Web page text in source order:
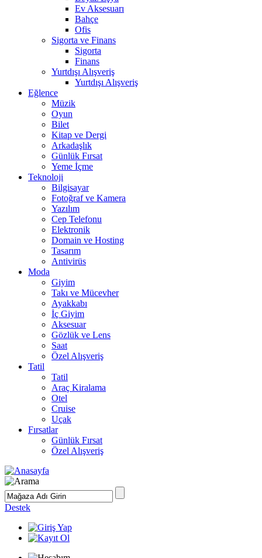
Ev Aksesuarı
Bahçe
Ofis
Sigorta ve Finans
Sigorta
Finans
Yurtdışı Alışveriş
Yurtdışı Alışveriş
Eğlence
Müzik
Oyun
Bilet
Kitap ve Dergi
Arkadaşlık
Günlük Fırsat
Yeme İçme
Teknoloji
Bilgisayar
Fotoğraf ve Kamera
Yazılım
Cep Telefonu
Elektronik
Domain ve Hosting
Tasarım
Antivirüs
Moda
Giyim
Takı ve Mücevher
Ayakkabı
İç Giyim
Aksesuar
Gözlük ve Lens
Saat
Özel Alışveriş
Tatil
Tatil
Araç Kiralama
Otel
Cruise
Uçak
Fırsatlar
Günlük Fırsat
Özel Alışveriş
Destek